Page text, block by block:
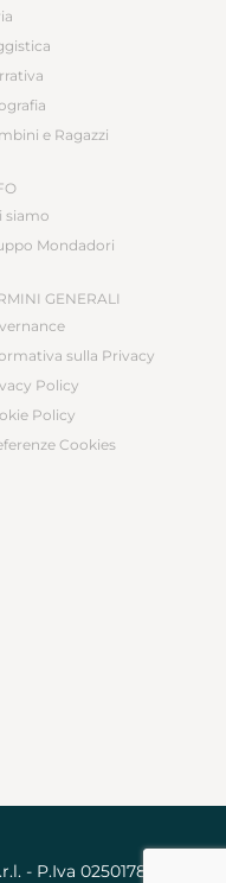
e Ragazzi
siamo
Mondadori
GENERALI
sulla Privacy
Policy
Policy
Cookies
- P.Iva 02501780031